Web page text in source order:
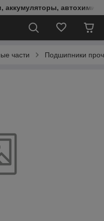
автохимия,
части Подшипники